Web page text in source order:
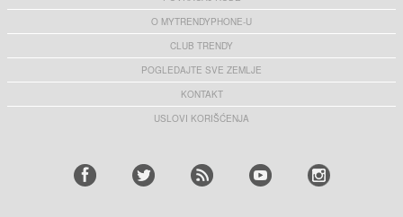
O MYTRENDYPHONE-U
CLUB TRENDY
POGLEDAJTE SVE ZEMLJE
KONTAKT
USLOVI KORIŠĆENJA